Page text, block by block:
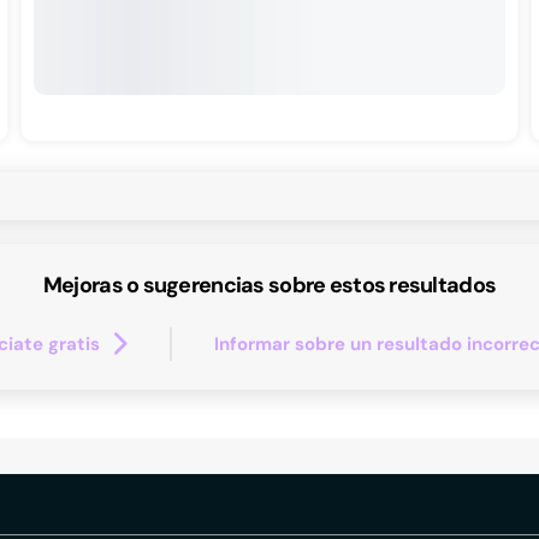
Mejoras o sugerencias sobre estos resultados
gratis Informar sobre un resultado